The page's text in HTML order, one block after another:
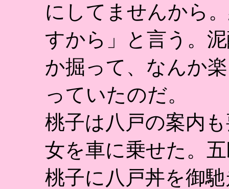
にしてませんから
すから」と言う。
か掘って、なんか
っていたのだ。
桃子は八戸の案内
女を車に乗せた。
桃子に八戸丼を御